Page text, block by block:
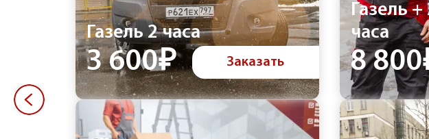
Газель 2 часа
3 600₽ Заказать
Газель +
часа
8